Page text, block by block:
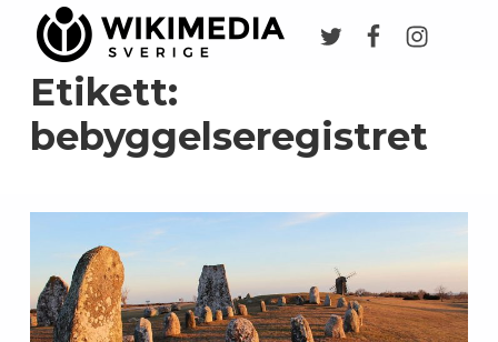
Etikett:
bebyggelseregistret